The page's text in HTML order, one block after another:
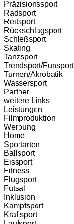
Präzisionssport
Radsport
Reitsport
Rückschlagsport
Schießsport
Skating
Tanzsport
Trendsport/Funsport
Turnen/Akrobatik
Wassersport
Partner
weitere Links
Leistungen
Filmproduktion
Werbung
Menü
Home
Sportarten
Ballsport
Eissport
Fitness
Flugsport
Futsal
Inklusion
Kampfsport
Kraftsport